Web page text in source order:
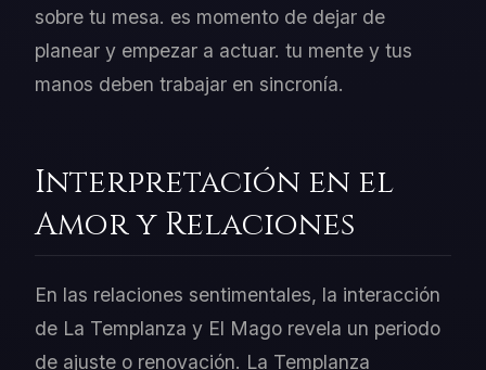
sobre tu mesa. es momento de dejar de
planear y empezar a actuar. tu mente y tus
manos deben trabajar en sincronía.
Interpretación en el
Amor y Relaciones
En las relaciones sentimentales, la interacción
de La Templanza y El Mago revela un periodo
de ajuste o renovación. La Templanza